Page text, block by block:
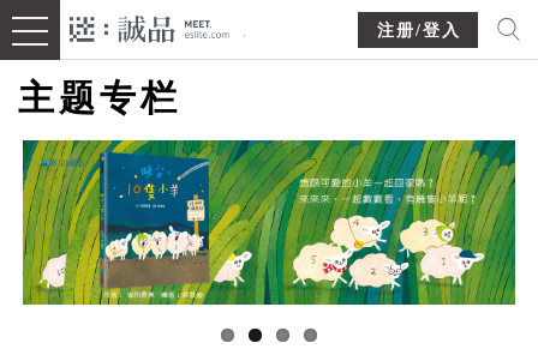
注册/登入
主题专栏